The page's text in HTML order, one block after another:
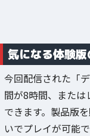
気になる体験版
今回配信された「
間が8時間、また
できます。製品版
いでプレイが可能で